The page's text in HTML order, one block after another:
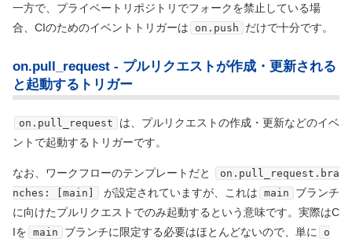
一方で、プライベートリポジトリでフォークを禁止している場
合、CIのためのイベントトリガーは
on.push だけで十分です。
on.pull_request - プルリクエストが作成・更新される
と起動するトリガー
on.pull_request
は、プルリクエストの作成・更新などのイベ
ントで起動するトリガーです。
なお、ワークフローのテンプレートだと
on.pull_request.bra
nches: [main]
が設定されていますが、これは main
ブランチ
に向けたプルリクエストでのみ起動するという意味です。実際はC
Iを main ブランチに限定する必要はほとんどないので、単に
o